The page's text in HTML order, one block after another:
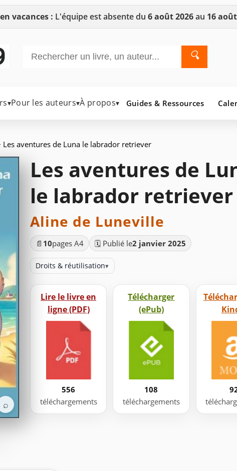
vacances : L'équipe est absente du 6 août 2026au 16
🔍
▾Pour les auteurs▾À propos▾ Guides & Ressources
Les aventures de Luna le labrador retriever
⌕
Les aventures de
le labrador retriever
Aline de Luneville
📄 10pages A4 🗓️ Publié le2 janvier 2025
Droits & réutilisation▾
Lire le livre en
ligne (PDF)
556
téléchargements
Télécharger
(ePub)
108
téléchargements